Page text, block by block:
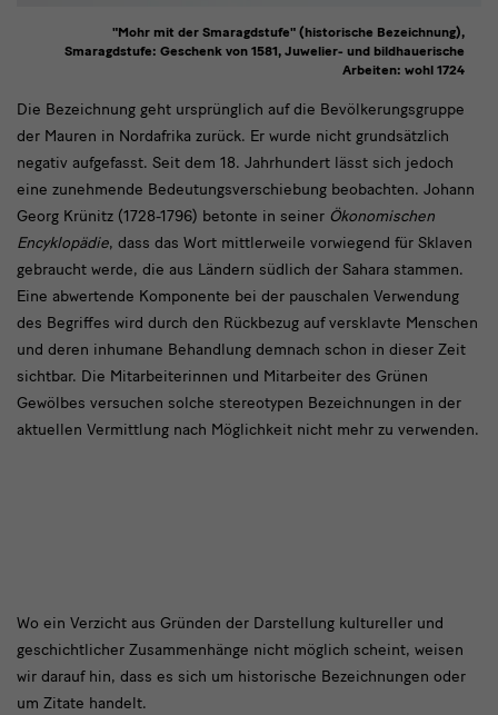
Mohr
Die Bezeichnung geht ursprünglich auf die Bevölkerungsgruppe
der Mauren in Nordafrika zurück. Er wurde nicht grundsätzlich
negativ aufgefasst. Seit dem 18. Jahrhundert lässt sich jedoch
eine zunehmende Bedeutungsverschiebung beobachten. Johann
Georg Krünitz (1728-1796) betonte in seiner Ökonomischen
Encyklopädie, dass das Wort mittlerweile vorwiegend für Sklaven
gebraucht werde, die aus Ländern südlich der Sahara stammen.
Eine abwertende Komponente bei der pauschalen Verwendung
des Begriffes wird durch den Rückbezug auf versklavte Menschen
und deren inhumane Behandlung demnach schon in dieser Zeit
sichtbar. Die Mitarbeiterinnen und Mitarbeiter des Grünen
Gewölbes versuchen solche stereotypen Bezeichnungen in der
aktuellen Vermittlung nach Möglichkeit nicht mehr zu verwenden.
"Mohr mit der Smaragdstufe" (historische Bezeichnung),
Smaragdstufe: Geschenk von 1581, Juwelier- und bildhauerische
Arbeiten: wohl 1724
Mohr
Wo ein Verzicht aus Gründen der Darstellung kultureller und
geschichtlicher Zusammenhänge nicht möglich scheint, weisen
wir darauf hin, dass es sich um historische Bezeichnungen oder
um Zitate handelt.